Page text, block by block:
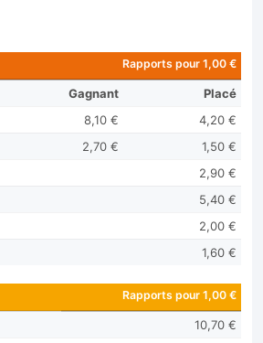
Rapports pour 1,00 €
Gagnant
Placé
8,10 €
4,20 €
2,70 €
1,50 €
2,90 €
5,40 €
2,00 €
1,60 €
Rapports pour 1,00 €
10,70 €